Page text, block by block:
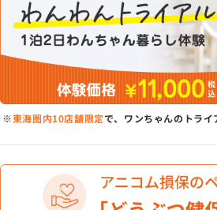
※東海圏内10店舗限定で、ワンちゃんのトライ